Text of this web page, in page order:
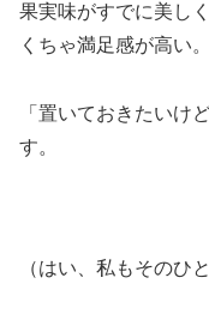
果実味がすでに美し
くちゃ満足感が高い。
「置いておきたいけ
す。
（はい、私もそのひ